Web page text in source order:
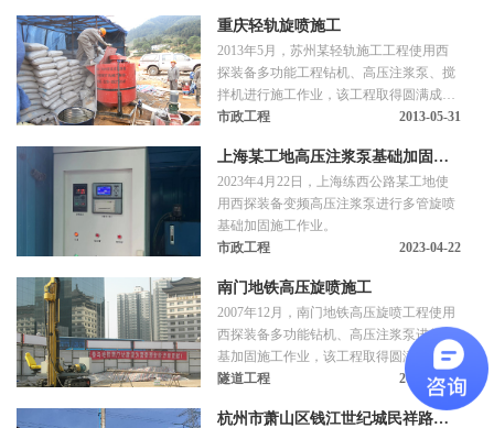
于公路、铁路、矿山、港口、国防等领
域。
重庆轻轨旋喷施工
2013年5月，苏州某轻轨施工工程使用西
探装备多功能工程钻机、高压注浆泵、搅
拌机进行施工作业，该工程取得圆满成
功。
市政工程 2013-05-31
上海某工地高压注浆泵基础加固施
工
2023年4月22日，上海练西公路某工地使
用西探装备变频高压注浆泵进行多管旋喷
基础加固施工作业。
市政工程
2023-04-22
南门地铁高压旋喷施工
2007年12月，南门地铁高压旋喷工程使用
西探装备多功能钻机、高压注浆泵进行地
基加固施工作业，该工程取得圆满成功。
隧道工程
2007-12-31
杭州市萧山区钱江世纪城民祥路下